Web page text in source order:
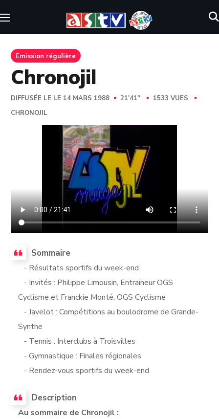
Emission régulière
Chronojil
DIFFUSÉE LE LE 14 MARS 1988 21'41''
1533 VUES
CHRONOJIL
Sommaire
- Résultats sportifs du week-end
- Invités : Philippe Limousin, Entraineur OGS
Cyclisme et Franckie Monté, OGS Cyclisme
- Javelot : Compétitions au boulodrome de Grande-
Synthe
- Tennis : Interclubs à Troisvilles
- Gymnastique : Finales régionales
- Rendez-vous sportifs du week-end
Description
Au sommaire de Chronojil :